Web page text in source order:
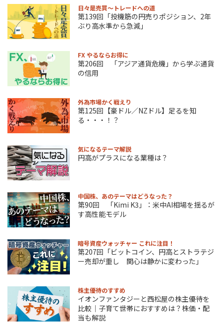
日々是売買～トレードへの道
第139回「投機筋の円売りポジション、2年
ぶり高水準から急減」
FX やるならお得に
第206回 「アジア通貨危機」から学ぶ通貨
の信用
外為市場かく戦えり
第125回【豪ドル／NZドル】足るを知
る・・・！？
気になるテーマ解説
円高がプラスになる業種は？
中国株、あのテーマはどうなった？
第90回 「Kimi K3」：米中AI相場を揺るが
す高性能モデル
暗号資産ウォッチャー これに注目！
第207回「ビットコイン、円高とストラテジ
ー売却が重し 関心は静かに変わった」
株主優待のすすめ
イオンファンタジーと西松屋の株主優待を
比較｜子育て世帯におすすめは？株価・配
当も解説